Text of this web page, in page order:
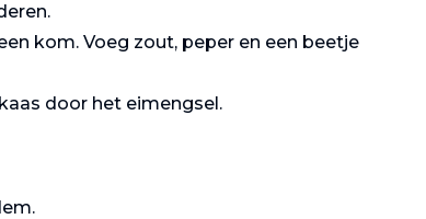
kom. Voeg zout, peper en een beetje
door het eimengsel.